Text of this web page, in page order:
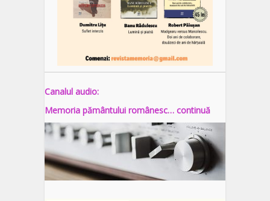
Canalul audio:
Memoria pământului românesc… continuă